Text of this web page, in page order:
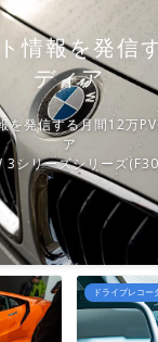
情報を発信
ディア
を発信する月間12万
ア
3シリーズシリーズ
ドライブレコー